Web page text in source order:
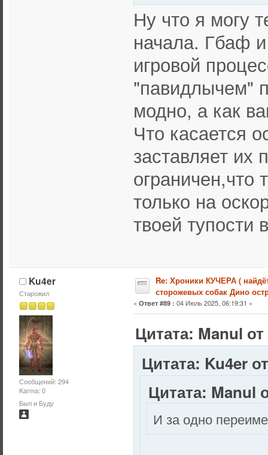
Ну что я могу
начала. Гбаф
игровой
"павидлычем"
модно, а как
Что касается
заставляет их
ограничен,что
только на
твоей тупости
Ku4er
Старожил
Сообщений: 294
Karma: 0
Был и Буду
Re: Хроники КУЧЕРА (
сторожевых собак Дино
« Ответ #89 : 04 Июль 2025, 06:19:31 »
Цитата: Manul
Цитата: Ku4er
Цитата: Manul
И за одно